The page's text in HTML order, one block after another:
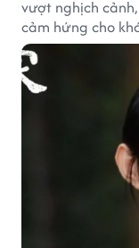
vượt nghịch
cảm hứng cho